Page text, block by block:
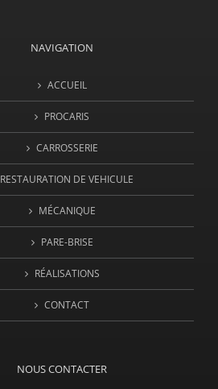
NAVIGATION
ACCUEIL
PROCARIS
CARROSSERIE
RESTAURATION DE VEHICULE
MÉCANIQUE
PARE-BRISE
RÉALISATIONS
CONTACT
NOUS CONTACTER